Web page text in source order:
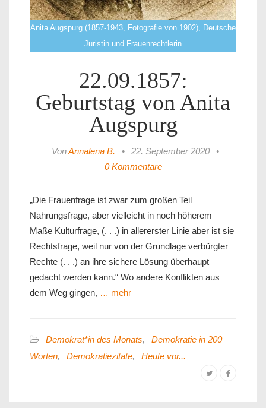
Anita Augspurg (1857-1943, Fotografie von 1902), Deutsche
Juristin und Frauenrechtlerin
22.09.1857:
Geburtstag von Anita
Augspurg
VonAnnalena B. • 22. September 2020
•
0 Kommentare
„Die Frauenfrage ist zwar zum großen Teil
Nahrungsfrage, aber vielleicht in noch höherem
Maße Kulturfrage, (. . .) in allererster Linie aber ist sie
Rechtsfrage, weil nur von der Grundlage verbürgter
Rechte (. . .) an ihre sichere Lösung überhaupt
gedacht werden kann.“ Wo andere Konflikten aus
dem Weg gingen, … mehr
Demokrat*in des Monats,
Demokratie in 200
Worten, Demokratiezitate, Heute vor...